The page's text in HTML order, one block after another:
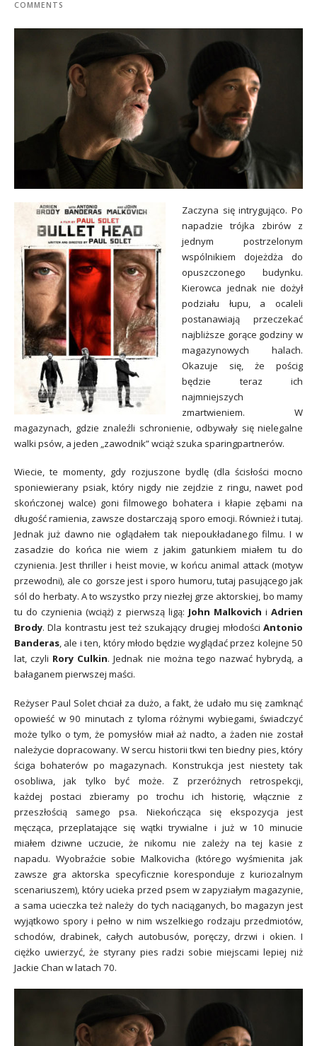
COMMENTS
Zaczyna się intrygująco. Po
napadzie trójka zbirów z
jednym postrzelonym
wspólnikiem dojeżdża do
opuszczonego budynku.
Kierowca jednak nie dożył
podziału łupu, a ocaleli
postanawiają przeczekać
najbliższe gorące godziny w
magazynowych halach.
Okazuje się, że pościg
będzie teraz ich
najmniejszych
zmartwieniem. W
magazynach, gdzie znaleźli schronienie, odbywały się nielegalne
walki psów, a jeden „zawodnik” wciąż szuka sparingpartnerów.
Wiecie, te momenty, gdy rozjuszone bydlę (dla ścisłości mocno
sponiewierany psiak, który nigdy nie zejdzie z ringu, nawet pod
skończonej walce) goni filmowego bohatera i kłapie zębami na
długość ramienia, zawsze dostarczają sporo emocji. Również i tutaj.
Jednak już dawno nie oglądałem tak niepoukładanego filmu. I w
zasadzie do końca nie wiem z jakim gatunkiem miałem tu do
czynienia. Jest thriller i heist movie, w końcu animal attack (motyw
przewodni), ale co gorsze jest i sporo humoru, tutaj pasującego jak
sól do herbaty. A to wszystko przy niezłej grze aktorskiej, bo mamy
tu do czynienia (wciąż) z pierwszą ligą: John Malkovich iAdrien
Brody. Dla kontrastu jest też szukający drugiej młodości Antonio
Banderas, ale i ten, który młodo będzie wyglądać przez kolejne 50
lat, czyli Rory Culkin. Jednak nie można tego nazwać hybrydą, a
bałaganem pierwszej maści.
Reżyser Paul Solet chciał za dużo, a fakt, że udało mu się zamknąć
opowieść w 90 minutach z tyloma różnymi wybiegami, świadczyć
może tylko o tym, że pomysłów miał aż nadto, a żaden nie został
należycie dopracowany. W sercu historii tkwi ten biedny pies, który
ściga bohaterów po magazynach. Konstrukcja jest niestety tak
osobliwa, jak tylko być może. Z przeróżnych retrospekcji,
każdej postaci zbieramy po trochu ich historię, włącznie z
przeszłością samego psa. Niekończąca się ekspozycja jest
męcząca, przeplatające się wątki trywialne i już w 10 minucie
miałem dziwne uczucie, że nikomu nie zależy na tej kasie z
napadu. Wyobraźcie sobie Malkovicha (którego wyśmienita jak
zawsze gra aktorska specyficznie koresponduje z kuriozalnym
scenariuszem), który ucieka przed psem w zapyziałym magazynie,
a sama ucieczka też należy do tych naciąganych, bo magazyn jest
wyjątkowo spory i pełno w nim wszelkiego rodzaju przedmiotów,
schodów, drabinek, całych autobusów, poręczy, drzwi i okien. I
ciężko uwierzyć, że styrany pies radzi sobie miejscami lepiej niż
Jackie Chan w latach 70.